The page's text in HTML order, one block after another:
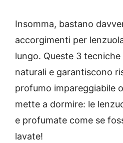
Insomma, bastano
accorgimenti per
lungo. Queste 3
naturali e garantiscono
profumo impareggiabile
mette a dormire: le
e profumate come se
lavate!